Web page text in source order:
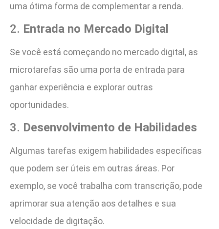
uma ótima forma de complementar a renda.
2. Entrada no Mercado Digital
Se você está começando no mercado digital, as
microtarefas são uma porta de entrada para
ganhar experiência e explorar outras
oportunidades.
3. Desenvolvimento de Habilidades
Algumas tarefas exigem habilidades específicas
que podem ser úteis em outras áreas. Por
exemplo, se você trabalha com transcrição, pode
aprimorar sua atenção aos detalhes e sua
velocidade de digitação.